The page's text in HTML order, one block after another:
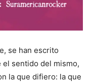
se han escrito
sentido del mismo,
la que difiero: la que